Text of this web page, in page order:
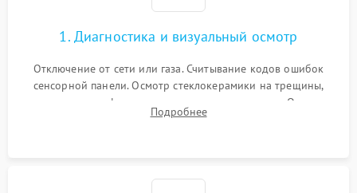
1. Диагностика и визуальный осмотр
Отключение от сети или газа. Считывание кодов ошибок
сенсорной панели. Осмотр стеклокерамики на трещины,
проверка конфорок на равномерность нагрева. Опрос
клиента о симптомах (не включается, не видит посуду,
Подробнее